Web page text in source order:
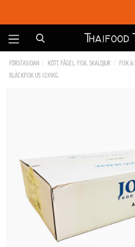
FÖRSTASIDAN KÖTT, FÅGEL, FISK, SKALDJUR FISK &
BLÄCKFISK U5 12X1KG